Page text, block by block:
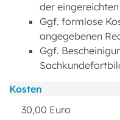
der
Ggf. formlose
angegebenen
Ggf.
Kosten
30,00 Euro